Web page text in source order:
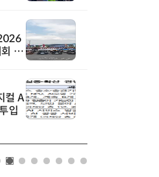
포
컬 A
입